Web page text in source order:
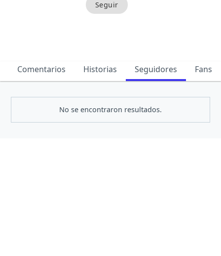
Comentarios Historias Seguidores Fans
No se encontraron resultados.